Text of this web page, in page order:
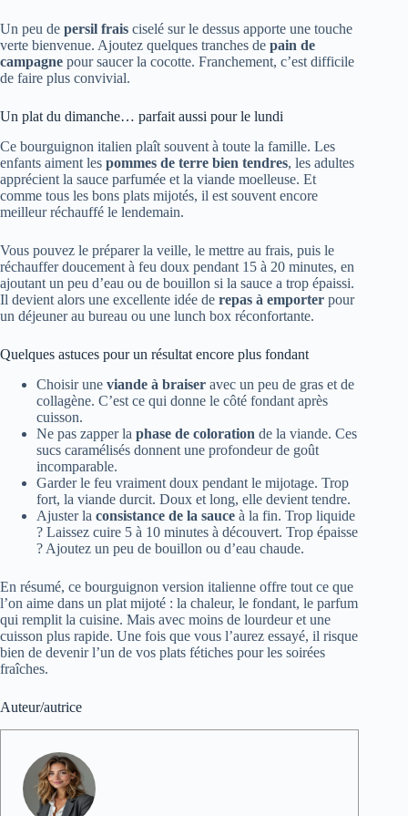
Un peu de persil frais ciselé sur le dessus apporte une touche
verte bienvenue. Ajoutez quelques tranches de pain de
campagne pour saucer la cocotte. Franchement, c’est difficile
de faire plus convivial.
Un plat du dimanche… parfait aussi pour le lundi
Ce bourguignon italien plaît souvent à toute la famille. Les
enfants aiment les pommes de terre bien tendres, les adultes
apprécient la sauce parfumée et la viande moelleuse. Et
comme tous les bons plats mijotés, il est souvent encore
meilleur réchauffé le lendemain.
Vous pouvez le préparer la veille, le mettre au frais, puis le
réchauffer doucement à feu doux pendant 15 à 20 minutes, en
ajoutant un peu d’eau ou de bouillon si la sauce a trop épaissi.
Il devient alors une excellente idée de repas à emporter pour
un déjeuner au bureau ou une lunch box réconfortante.
Quelques astuces pour un résultat encore plus fondant
Choisir une viande à braiser avec un peu de gras et de
collagène. C’est ce qui donne le côté fondant après
cuisson.
Ne pas zapper la phase de coloration de la viande. Ces
sucs caramélisés donnent une profondeur de goût
incomparable.
Garder le feu vraiment doux pendant le mijotage. Trop
fort, la viande durcit. Doux et long, elle devient tendre.
Ajuster la consistance de la sauce à la fin. Trop liquide
? Laissez cuire 5 à 10 minutes à découvert. Trop épaisse
? Ajoutez un peu de bouillon ou d’eau chaude.
En résumé, ce bourguignon version italienne offre tout ce que
l’on aime dans un plat mijoté : la chaleur, le fondant, le parfum
qui remplit la cuisine. Mais avec moins de lourdeur et une
cuisson plus rapide. Une fois que vous l’aurez essayé, il risque
bien de devenir l’un de vos plats fétiches pour les soirées
fraîches.
Auteur/autrice